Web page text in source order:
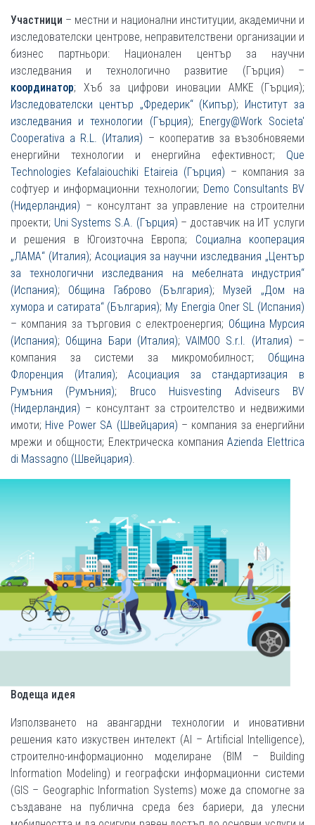
Участници – местни и национални институции, академични и
изследователски центрове, неправителствени организации и
бизнес партньори: Национален център за научни
изследвания и технологично развитие (Гърция) –
координатор; Хъб за цифрови иновации AMKE (Гърция);
Изследователски център „Фредерик“ (Кипър); Институт за
изследвания и технологии (Гърция); Energy@Work Societa'
Cooperativa a R.L. (Италия) – кооператив за възобновяеми
енергийни технологии и енергийна ефективност; Que
Technologies Kefalaiouchiki Etaireia (Гърция) – компания за
софтуер и информационни технологии; Demo Consultants BV
(Нидерландия) – консултант за управление на строителни
проекти; Uni Systems S.A. (Гърция) – доставчик на ИТ услуги
и решения в Югоизточна Европа; Социална кооперация
„ЛАМА“ (Италия); Асоциация за научни изследвания „Център
за технологични изследвания на мебелната индустрия“
(Испания); Община Габрово (България); Музей „Дом на
хумора и сатирата“ (България); My Energia Oner SL (Испания)
– компания за търговия с електроенергия; Община Мурсия
(Испания); Община Бари (Италия);VAIMOO S.r.l. (Италия) –
компания за системи за микромобилност; Община
Флоренция (Италия);Асоциация за стандартизация в
Румъния (Румъния); Bruco Huisvesting Adviseurs BV
(Нидерландия) – консултант за строителство и недвижими
имоти; Hive Power SA (Швейцария) – компания за енергийни
мрежи и общности; Електрическа компанияAzienda Elettrica
di Massagno (Швейцария).
Водеща идея
Използването на авангардни технологии и иновативни
решения като изкуствен интелект (AI – Artificial Intelligence),
строително-информационно моделиране (BIM – Building
Information Modeling) и географски информационни системи
(GIS – Geographic Information Systems) може да спомогне за
създаване на публична среда без бариери, да улесни